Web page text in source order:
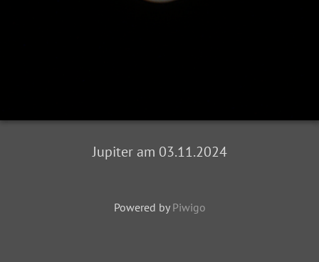
Jupiter am 03.11.2024
Powered by Piwigo